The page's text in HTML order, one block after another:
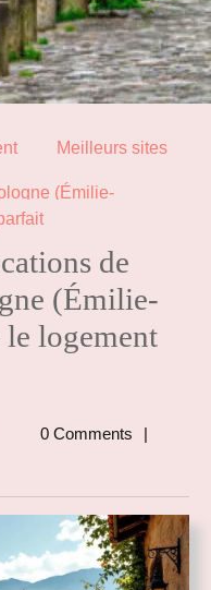
Meilleurs sites
(Émilie-
de
(Émilie-
logement
Valérian0 Comments